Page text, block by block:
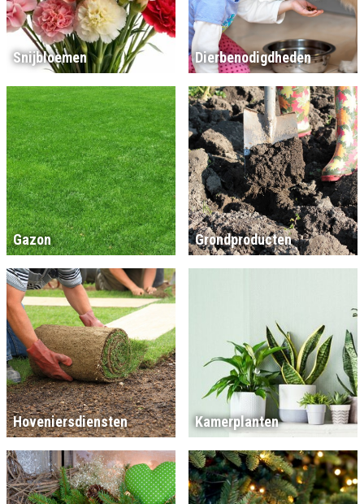
Snijbloemen Dierbenodigdheden
Gazon Grondproducten
Hoveniersdiensten Kamerplanten